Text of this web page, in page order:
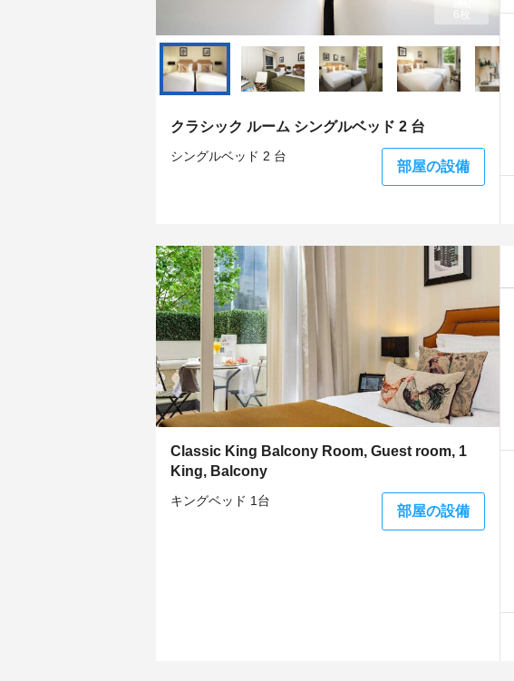
クラシック ルーム シングルベッド 2 台
シングルベッド 2 台
部屋の設備
6枚
Classic King Balcony Room, Guest room, 1
King, Balcony
キングベッド 1台
部屋の設備